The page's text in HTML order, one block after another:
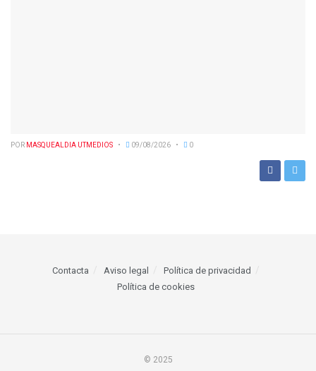
POR MASQUEALDIA UTMEDIOS 09/08/2026 0
Contacta Aviso legal
Política de privacidad
Política de cookies
© 2025